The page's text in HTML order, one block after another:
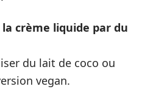
crème liquide par du
du lait de coco ou
vegan.